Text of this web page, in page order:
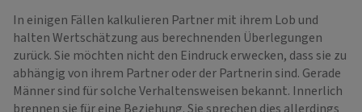
In einigen Fällen kalkulieren Partner mit ihrem Lob und
halten Wertschätzung aus berechnenden Überlegungen
zurück. Sie möchten nicht den Eindruck erwecken, dass sie zu
abhängig von ihrem Partner oder der Partnerin sind. Gerade
Männer sind für solche Verhaltensweisen bekannt. Innerlich